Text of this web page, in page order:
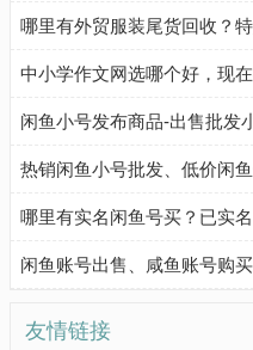
哪里有外贸服装尾货回收？
中小学作文网选哪个好，现
闲鱼小号发布商品-出售批发
热销闲鱼小号批发、低价闲
哪里有实名闲鱼号买？已实
友情链接